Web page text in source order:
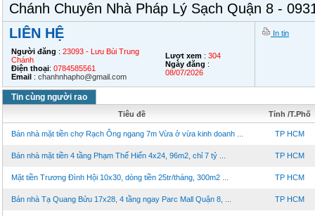
Chánh Chuyên Nhà Pháp Lý Sạch Quận 8 -
LIÊN HỆ
Người đăng : 23093 - Lưu Bùi Trung
Chánh
Điện thoại: 0784585561
Email : chanhnhapho@gmail.com
Lượt xem : 304
Ngày đăng :
08/07/2026
In tin
Tin cùng người rao
Tiêu đề Tỉnh /T.Phố
Bán nhà mặt tiền chợ Rạch Ông ngang 7m Vừa ở vừa kinh doanh ... TP HCM
Bán nhà mặt tiền 4 tầng Phạm Thế Hiển 4x24, 96m2, chỉ 7 tỷ ... TP HCM
Mặt tiền Trương Đình Hội 10x30, dòng tiền 25tr/tháng, 300m2 ... TP HCM
Bán nhà Tạ Quang Bửu 17x28, 4 tầng ngay Parc Mall Quận 8, ... TP HCM